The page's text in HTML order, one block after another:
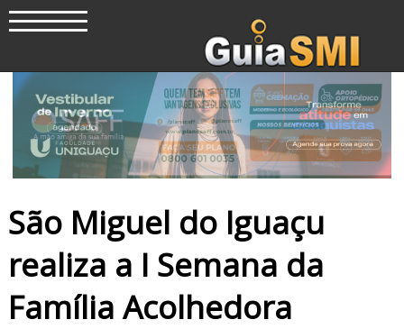
São Miguel do Iguaçu
realiza a I Semana da
Família Acolhedora